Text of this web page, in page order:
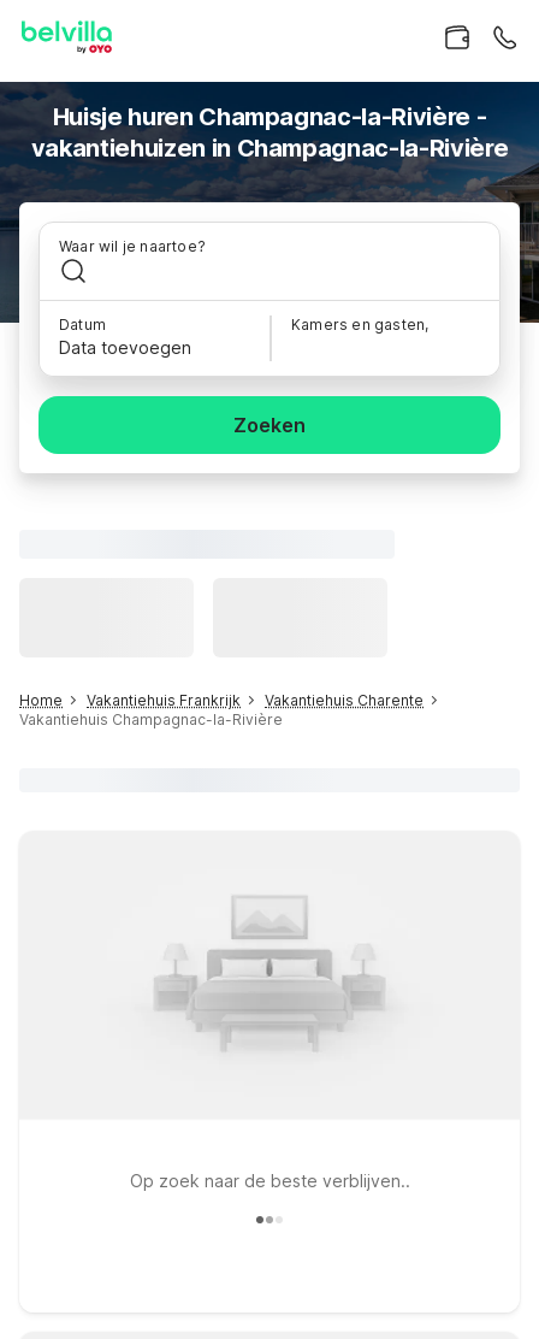
Huisje huren Champagnac-la-Rivière -
vakantiehuizen in Champagnac-la-Rivière
Waar wil je naartoe?
Datum
Data toevoegen
Kamers en gasten,
Zoeken
Home Vakantiehuis Frankrijk
Vakantiehuis Charente
Vakantiehuis Champagnac-la-Rivière
Op zoek naar de beste verblijven..